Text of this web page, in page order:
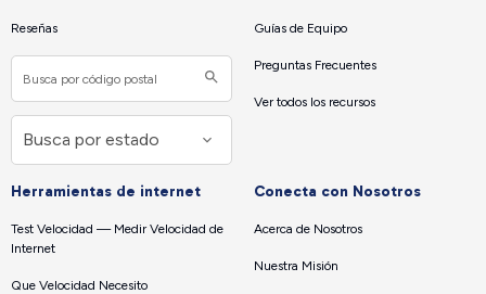
Reseñas Guías de Equipo
Preguntas Frecuentes
Ver todos los recursos
Herramientas de internet
Test Velocidad — Medir Velocidad de
Internet
Que Velocidad Necesito
Conecta con Nosotros
Acerca de Nosotros
Nuestra Misión